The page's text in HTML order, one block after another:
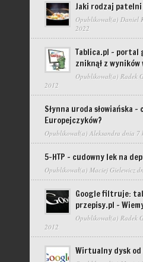
Jaki rodzaj patelni
Opublikował(a) Daniel
2022
Tablica.pl –
zniknął z
Opublikował(a) Radek
2012
Słynna uroda słowiańska
Europejczyków?
Opublikował(a) Aleksandra dnia 7
5-HTP – cudowny lek na
Opublikował(a) Maciej Gielewicz
Google filtruje:
przepisy.pl –
Opublikował(a) Radek
2012
Wirtualny dysk od